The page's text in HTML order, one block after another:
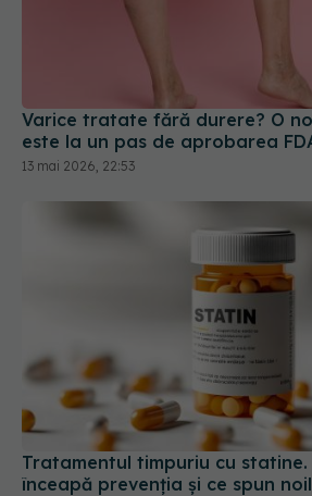
Varice tratate fără durere? O
este la un pas de aprobarea
13 mai 2026, 22:53
Tratamentul timpuriu cu
înceapă prevenția și ce spun